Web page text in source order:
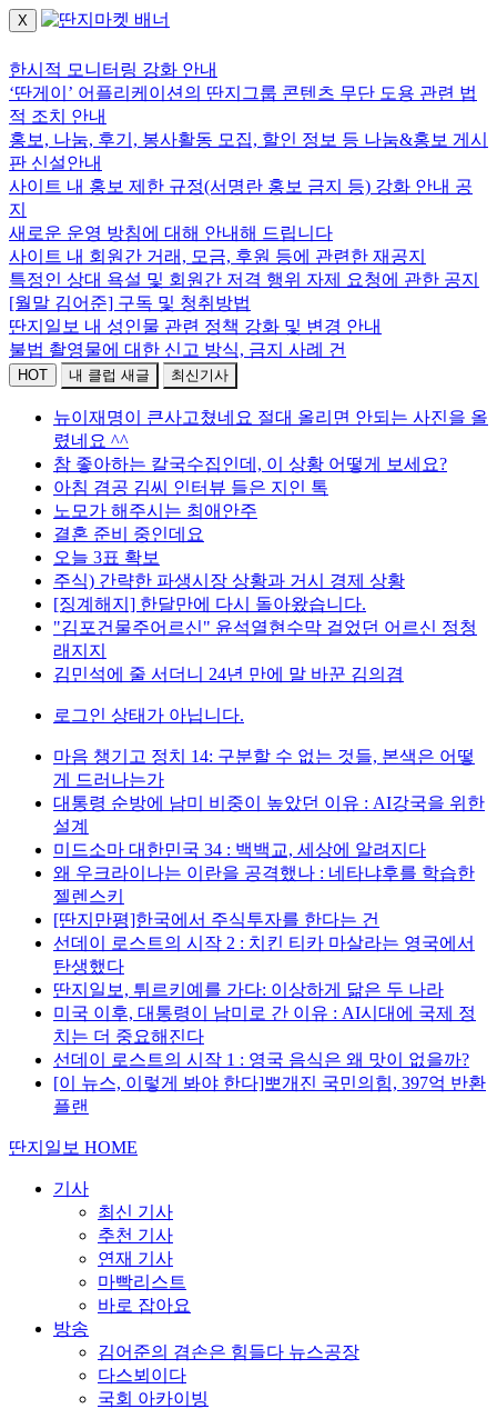
X
한시적 모니터링 강화 안내
‘딴게이’ 어플리케이션의 딴지그룹 콘텐츠 무단 도용 관련 법
적 조치 안내
홍보, 나눔, 후기, 봉사활동 모집, 할인 정보 등 나눔&홍보 게시
판 신설안내
사이트 내 홍보 제한 규정(서명란 홍보 금지 등) 강화 안내 공
지
새로운 운영 방침에 대해 안내해 드립니다
사이트 내 회원간 거래, 모금, 후원 등에 관련한 재공지
특정인 상대 욕설 및 회원간 저격 행위 자제 요청에 관한 공지
[월말 김어준] 구독 및 청취방법
딴지일보 내 성인물 관련 정책 강화 및 변경 안내
불법 촬영물에 대한 신고 방식, 금지 사례 건
HOT 내 클럽 새글 최신기사
뉴이재명이 큰사고쳤네요 절대 올리면 안되는 사진을 올
렸네요 ^^
참 좋아하는 칼국수집인데, 이 상황 어떻게 보세요?
아침 겸공 김씨 인터뷰 들은 지인 톡
노모가 해주시는 최애안주
결혼 준비 중인데요
오늘 3표 확보
주식) 간략한 파생시장 상황과 거시 경제 상황
[징계해지] 한달만에 다시 돌아왔습니다.
"김포건물주어르신" 윤석열현수막 걸었던 어르신 정청
래지지
김민석에 줄 서더니 24년 만에 말 바꾼 김의겸
로그인 상태가 아닙니다.
마음 챙기고 정치 14: 구분할 수 없는 것들, 본색은 어떻
게 드러나는가
대통령 순방에 남미 비중이 높았던 이유 : AI강국을 위한
설계
미드소마 대한민국 34 : 백백교, 세상에 알려지다
왜 우크라이나는 이란을 공격했나 : 네타냐후를 학습한
젤렌스키
[딴지만평]한국에서 주식투자를 한다는 건
선데이 로스트의 시작 2 : 치킨 티카 마살라는 영국에서
탄생했다
딴지일보, 튀르키예를 가다: 이상하게 닮은 두 나라
미국 이후, 대통령이 남미로 간 이유 : AI시대에 국제 정
치는 더 중요해진다
선데이 로스트의 시작 1 : 영국 음식은 왜 맛이 없을까?
[이 뉴스, 이렇게 봐야 한다]뽀개진 국민의힘, 397억 반환
플랜
딴지일보 HOME
기사
최신 기사
추천 기사
연재 기사
마빡리스트
바로 잡아요
방송
김어준의 겸손은 힘들다 뉴스공장
다스뵈이다
국회 아카이빙